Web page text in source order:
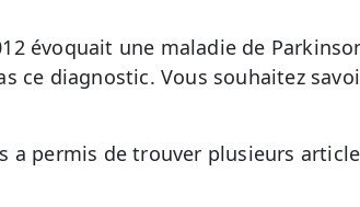
évoquait une maladie de
ce diagnostic. Vous souhaitez
a permis de trouver plusieurs